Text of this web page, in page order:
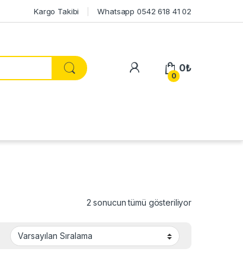
Kargo Takibi Whatsapp 0542 618 41 02
My Account
0
0₺
2 sonucun tümü gösteriliyor